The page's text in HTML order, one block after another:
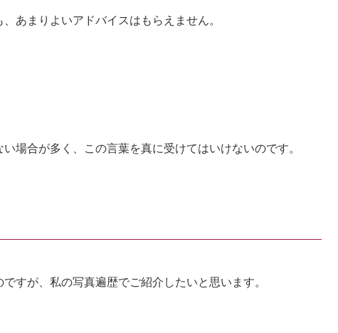
あまりよいアドバイスはもらえません。
場合が多く、この言葉を真に受けてはいけないのです。
すが、私の写真遍歴でご紹介したいと思います。